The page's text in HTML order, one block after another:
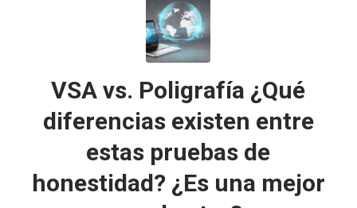
VSA vs. Poligrafía ¿Qué
diferencias existen entre
estas pruebas de
honestidad? ¿Es una mejor